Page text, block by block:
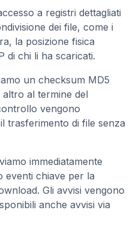
a registri dettagliati
dei file, come i
la posizione fisica
di chi li ha scaricati.
un checksum MD5
al termine del
vengono
trasferimento di file senza
immediatamente
eventi chiave per la
Gli avvisi vengono
anche avvisi via